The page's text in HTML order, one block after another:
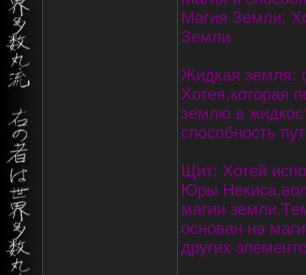
Магия Земли:
Земли
Жидкая земля:
Хотея,которая
землю в
способность
Щит: Хотей
Юры
магии
основан на
других